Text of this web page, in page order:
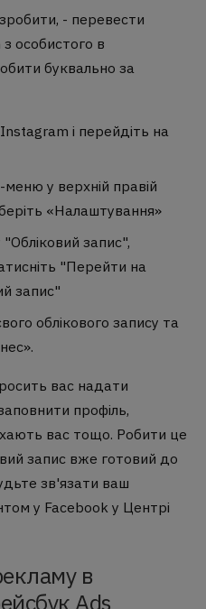
- перевести
особистого в
буквально за
і перейдіть на
меню у верхній правій
«Налаштування»
запис",
"Перейти на
запис"
облікового запису та
вас надати
профіль,
вас тощо. Робити це
запис вже готовий до
зв'язати ваш
у Facebook у Центрі
в
Ads